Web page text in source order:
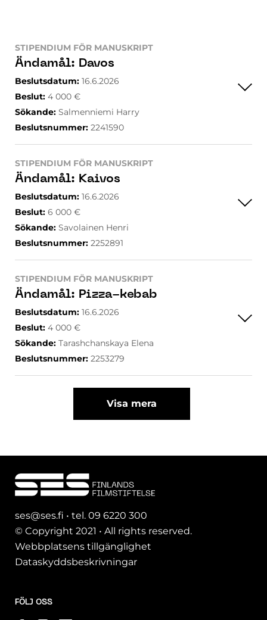
STIPENDIUM FÖR MANUSKRIPT
Ändamål: Davos
Beslutsdatum: 16.6.2026
Beslut: 4 000 €
Sökande: Salmenniemi Harry
Beslutsnummer: 2241590
STIPENDIUM FÖR MANUSKRIPT
Ändamål: Kaivos
Beslutsdatum: 16.6.2026
Beslut: 6 000 €
Sökande: Savolainen Henri
Beslutsnummer: 2252891
STIPENDIUM FÖR MANUSKRIPT
Ändamål: Pizza-kebab
Beslutsdatum: 16.6.2026
Beslut: 4 000 €
Sökande: Tarashchanskaya Elena
Beslutsnummer: 2253279
Visa mera
ses@ses.fi • tel. 09 6220 300
© Copyright 2021 • All rights reserved.
Webbplatsens tillgänglighet
Dataskyddsbeskrivningar
FÖLJ OSS